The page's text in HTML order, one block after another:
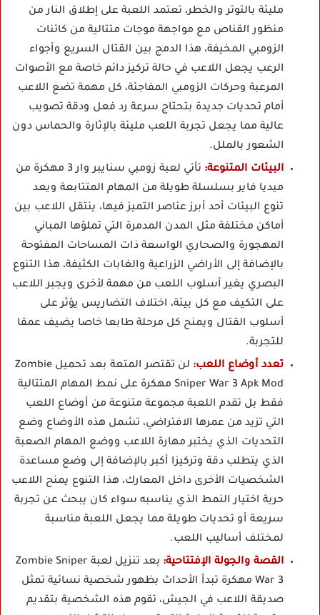
مليئة بالتوتر والخطر، تعتمد اللعبة على إطلاق النار من
منظور القناص مع مواجهة موجات متتالية من كائنات
الزومبي المخيفة، هذا الدمج بين القتال السريع وأجواء
الرعب يجعل اللاعب في حالة تركيز دائم خاصة مع الأصوات
المرعبة وحركات الزومبي المفاجئة، كل مهمة تضع اللاعب
أمام تحديات جديدة بتحتاج سرعة رد فعل ودقة تصويب
عالية مما يجعل تجربة اللعب مليئة بالإثارة والحماس دون
الشعور بالملل.
البيئات المتنوعة:
تأتي لعبة زومبي سنايبر وار 3 مهكرة من
ميديا فاير بسلسلة طويلة من المهام المتتابعة ويعد
تنوع البيئات أحد أبرز عناصر التميز فيها، ينتقل اللاعب بين
أماكن مختلفة مثل المدن المدمرة التي تملؤها المباني
المهجورة والصحاري الواسعة ذات المساحات المفتوحة
بالإضافة إلى الأراضي الزراعية والغابات الكثيفة، هذا التنوع
البصري يغير أسلوب اللعب من مهمة لأخرى ويجبر اللاعب
على التكيف مع كل بيئة، اختلاف التضاريس يؤثر على
أسلوب القتال ويمنح كل مرحلة طابعا خاصا يضيف عمقا
للتجربة.
تعدد أوضاع اللعب:
لن تقتصر المتعة بعد تحميل Zombie
Sniper War 3 Apk Mod مهكرة على نمط المهام المتتالية
فقط بل تقدم اللعبة مجموعة متنوعة من أوضاع اللعب
التي تزيد من عمرها الافتراضي، تشمل هذه الأوضاع وضع
التحديات الذي يختبر مهارة اللاعب ووضع المهام الصعبة
الذي يتطلب دقة وتركيزا أكبر بالإضافة إلى وضع مساعدة
الشخصيات الأخرى داخل المعارك، هذا التنوع يمنح اللاعب
حرية اختيار النمط الذي يناسبه سواء كان يبحث عن تجربة
سريعة أو تحديات طويلة مما يجعل اللعبة مناسبة
لمختلف أساليب اللعب.
القصة والجولة الإفتتاحية:
بعد تنزيل لعبة Zombie Sniper
War 3 مهكرة تبدأ الأحداث بظهور شخصية نسائية تمثل
صديقة اللاعب في الجيش، تقوم هذه الشخصية بتقديم